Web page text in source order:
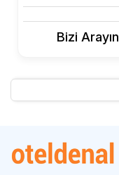
Bizi Arayın